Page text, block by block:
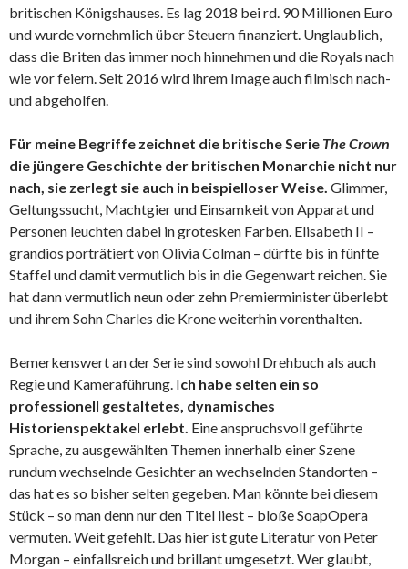
britischen Königshauses. Es lag 2018 bei rd. 90 Millionen Euro
und wurde vornehmlich über Steuern finanziert. Unglaublich,
dass die Briten das immer noch hinnehmen und die Royals nach
wie vor feiern. Seit 2016 wird ihrem Image auch filmisch nach-
und abgeholfen.
Für meine Begriffe zeichnet die britische Serie The Crown
die jüngere Geschichte der britischen Monarchie nicht nur
nach, sie zerlegt sie auch in beispielloser Weise. Glimmer,
Geltungssucht, Machtgier und Einsamkeit von Apparat und
Personen leuchten dabei in grotesken Farben. Elisabeth II –
grandios porträtiert von Olivia Colman – dürfte bis in fünfte
Staffel und damit vermutlich bis in die Gegenwart reichen. Sie
hat dann vermutlich neun oder zehn Premierminister überlebt
und ihrem Sohn Charles die Krone weiterhin vorenthalten.
Bemerkenswert an der Serie sind sowohl Drehbuch als auch
Regie und Kameraführung. Ich habe selten ein so
professionell gestaltetes, dynamisches
Historienspektakel erlebt. Eine anspruchsvoll geführte
Sprache, zu ausgewählten Themen innerhalb einer Szene
rundum wechselnde Gesichter an wechselnden Standorten –
das hat es so bisher selten gegeben. Man könnte bei diesem
Stück – so man denn nur den Titel liest – bloße SoapOpera
vermuten. Weit gefehlt. Das hier ist gute Literatur von Peter
Morgan – einfallsreich und brillant umgesetzt. Wer glaubt,